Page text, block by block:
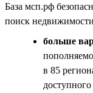
База мсп.рф
поиск
больше
в 85